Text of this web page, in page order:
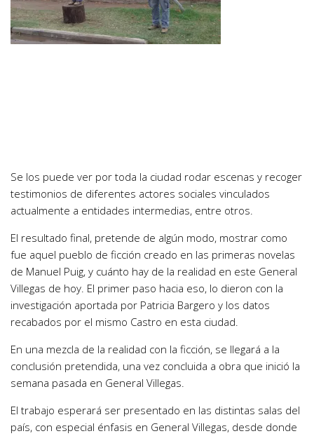
Se los puede ver por toda la ciudad rodar escenas y recoger
testimonios de diferentes actores sociales vinculados
actualmente a entidades intermedias, entre otros.
El resultado final, pretende de algún modo, mostrar como
fue aquel pueblo de ficción creado en las primeras novelas
de Manuel Puig, y cuánto hay de la realidad en este General
Villegas de hoy. El primer paso hacia eso, lo dieron con la
investigación aportada por Patricia Bargero y los datos
recabados por el mismo Castro en esta ciudad.
En una mezcla de la realidad con la ficción, se llegará a la
conclusión pretendida, una vez concluida a obra que inició la
semana pasada en General Villegas.
El trabajo esperará ser presentado en las distintas salas del
país, con especial énfasis en General Villegas, desde donde